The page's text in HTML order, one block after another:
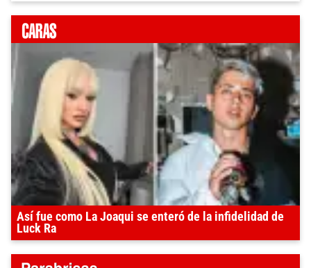
Así fue como La Joaqui se enteró de la infidelidad de
Luck Ra